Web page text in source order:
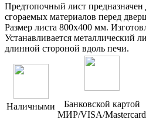
Предтопочный лист
cгораемых материалов перед
Размер листа 800х400 мм.
Устанавливается металлический
длинной стороной вдоль печи.
Наличными
Банковской картой
МИР/VISA/Mastercard